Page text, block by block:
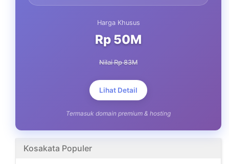
Harga Khusus
Rp 50M
Nilai Rp 83M
Lihat Detail
Termasuk domain premium & hosting
Kosakata Populer